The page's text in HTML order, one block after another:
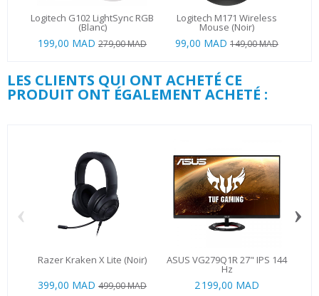
Logitech G102 LightSync RGB
(Blanc)
199,00 MAD 279,00 MAD
Logitech M171 Wireless
Mouse (Noir)
99,00 MAD 149,00 MAD
LES CLIENTS QUI ONT ACHETÉ CE
PRODUIT ONT ÉGALEMENT ACHETÉ :
Razer Kraken X Lite (Noir)
399,00 MAD 499,00 MAD
ASUS VG279Q1R 27" IPS 144
Hz
2 199,00 MAD
‹ ›